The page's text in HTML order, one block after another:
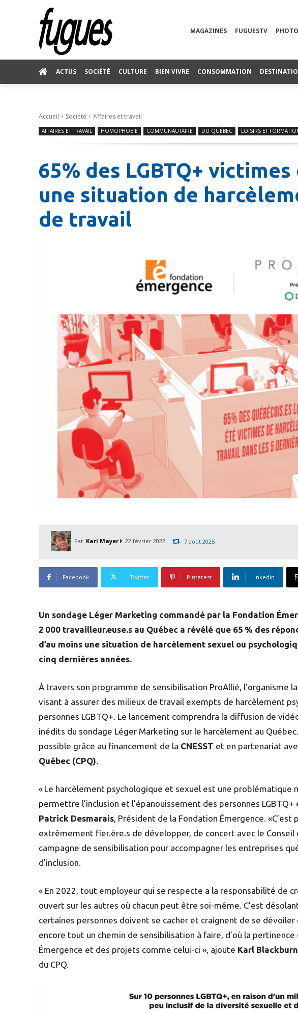
MAGAZINES FUGUESTV
ACTUS SOCIÉTÉ CULTURE BIEN VIVRE CONSOMMATION
Accueil Société Affaires et travail
AFFAIRES ET TRAVAIL HOMOPHOBIE COMMUNAUTAIRE DU QUÉBEC LOISIRS ET
65% des LGBTQ+ victimes
une situation de
de travail
Par Karl Mayer 22 février 2022 7 août 2025
Facebook Twitter Pinterest Linkedin
Un sondage Léger Marketing commandé par la Fondation
2 000 travailleur.euse.s au Québec a révélé que 65 % des
d’au moins une situation de harcèlement sexuel ou
cinq dernières années.
À travers son programme de sensibilisation ProAllié, l’organisme
visant à assurer des milieux de travail exempts de harcèlement
personnes LGBTQ+. Le lancement comprendra la diffusion de
inédits du sondage Léger Marketing sur le harcèlement au
possible grâce au financement de la CNESST et en partenariat
Québec (CPQ)
« Le harcèlement psychologique et sexuel est une problématique
permettre l’inclusion et l’épanouissement des personnes
Patrick Desmarais , Président de la Fondation Émergence. «C’est
extrêmement fier.ère.s de développer, de concert avec le
campagne de sensibilisation pour accompagner les entreprises
d’inclusion.
« En 2022, tout employeur qui se respecte a la responsabilité de
ouvert sur les autres où chacun peut être soi-même. C’est
certaines personnes doivent se cacher et craignent de se dévoiler
encore tout un chemin de sensibilisation à faire, d’où la
Émergence et des projets comme celui-ci », ajoute Karl Blackburn
du CPQ.